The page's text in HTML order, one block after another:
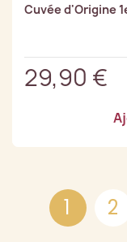
Cuvée d'Origine
29,90 €
1 2